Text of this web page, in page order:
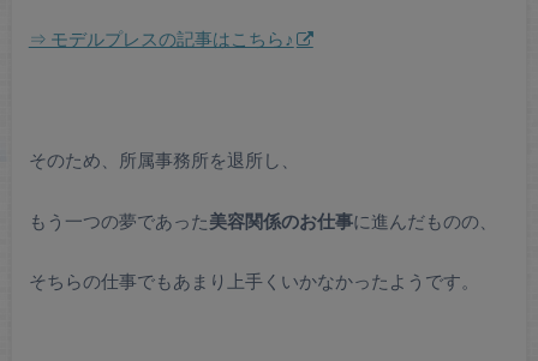
⇒ モデルプレスの記事はこちら♪
そのため、所属事務所を退所し、
もう一つの夢であった美容関係のお仕事に進んだものの、
そちらの仕事でもあまり上手くいかなかったようです。